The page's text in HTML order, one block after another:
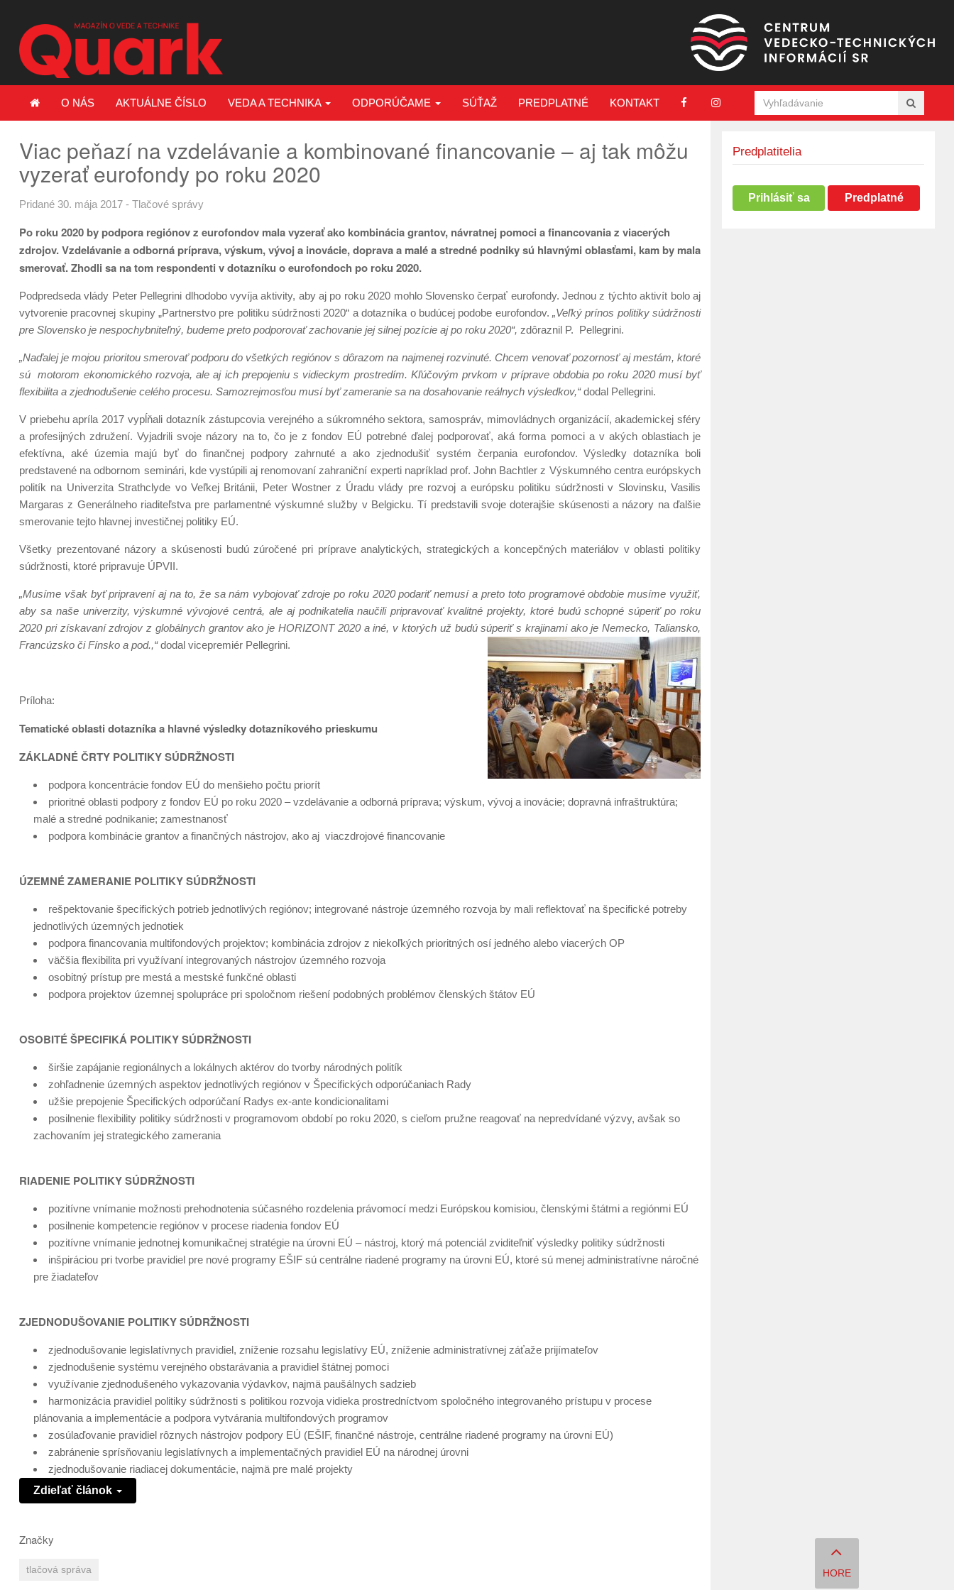
O NÁS AKTUÁLNE ČÍSLO VEDA A TECHNIKA ODPORÚČAME SÚŤAŽ PREDPLATNÉ KONTAKT
Viac peňazí na vzdelávanie a kombinované financovanie – aj tak môžu
vyzerať eurofondy po roku 2020
Pridané 30. mája 2017 - Tlačové správy
Po roku 2020 by podpora regiónov z eurofondov mala vyzerať ako kombinácia grantov, návratnej pomoci a financovania z viacerých
zdrojov. Vzdelávanie a odborná príprava, výskum, vývoj a inovácie, doprava a malé a stredné podniky sú hlavnými oblasťami, kam by mala
smerovať. Zhodli sa na tom respondenti v dotazníku o eurofondoch po roku 2020.
Podpredseda vlády Peter Pellegrini dlhodobo vyvíja aktivity, aby aj po roku 2020 mohlo Slovensko čerpať eurofondy. Jednou z týchto aktivít bolo aj
vytvorenie pracovnej skupiny „Partnerstvo pre politiku súdržnosti 2020“ a dotazníka o budúcej podobe eurofondov. „Veľký prínos politiky súdržnosti
pre Slovensko je nespochybniteľný, budeme preto podporovať zachovanie jej silnej pozície aj po roku 2020“, zdôraznil P. Pellegrini.
„Naďalej je mojou prioritou smerovať podporu do všetkých regiónov s dôrazom na najmenej rozvinuté. Chcem venovať pozornosť aj mestám, ktoré
sú motorom ekonomického rozvoja, ale aj ich prepojeniu s vidieckym prostredím. Kľúčovým prvkom v príprave obdobia po roku 2020 musí byť
flexibilita a zjednodušenie celého procesu. Samozrejmosťou musí byť zameranie sa na dosahovanie reálnych výsledkov,“dodal Pellegrini.
V priebehu apríla 2017 vypĺňali dotazník zástupcovia verejného a súkromného sektora, samospráv, mimovládnych organizácií, akademickej sféry
a profesijných združení. Vyjadrili svoje názory na to, čo je z fondov EÚ potrebné ďalej podporovať, aká forma pomoci a v akých oblastiach je
efektívna, aké územia majú byť do finančnej podpory zahrnuté a ako zjednodušiť systém čerpania eurofondov. Výsledky dotazníka boli
predstavené na odbornom seminári, kde vystúpili aj renomovaní zahraniční experti napríklad prof. John Bachtler z Výskumného centra európskych
politík na Univerzita Strathclyde vo Veľkej Británii, Peter Wostner z Úradu vlády pre rozvoj a európsku politiku súdržnosti v Slovinsku, Vasilis
Margaras z Generálneho riaditeľstva pre parlamentné výskumné služby v Belgicku. Tí predstavili svoje doterajšie skúsenosti a názory na ďalšie
smerovanie tejto hlavnej investičnej politiky EÚ.
Všetky prezentované názory a skúsenosti budú zúročené pri príprave analytických, strategických a koncepčných materiálov v oblasti politiky
súdržnosti, ktoré pripravuje ÚPVII.
„Musíme však byť pripravení aj na to, že sa nám vybojovať zdroje po roku 2020 podariť nemusí a preto toto programové obdobie musíme využiť,
aby sa naše univerzity, výskumné vývojové centrá, ale aj podnikatelia naučili pripravovať kvalitné projekty, ktoré budú schopné súperiť po roku
2020 pri získavaní zdrojov z globálnych grantov ako je HORIZONT 2020 a iné, v ktorých už budú súperiť s krajinami ako je Nemecko, Taliansko,
Francúzsko či Fínsko a pod.,“dodal vicepremiér Pellegrini.
Príloha:
Tematické oblasti dotazníka a hlavné výsledky dotazníkového prieskumu
ZÁKLADNÉ ČRTY POLITIKY SÚDRŽNOSTI
podpora koncentrácie fondov EÚ do menšieho počtu priorít
prioritné oblasti podpory z fondov EÚ po roku 2020 – vzdelávanie a odborná príprava; výskum, vývoj a inovácie; dopravná infraštruktúra;
malé a stredné podnikanie; zamestnanosť
podpora kombinácie grantov a finančných nástrojov, ako aj viaczdrojové financovanie
ÚZEMNÉ ZAMERANIE POLITIKY SÚDRŽNOSTI
rešpektovanie špecifických potrieb jednotlivých regiónov; integrované nástroje územného rozvoja by mali reflektovať na špecifické potreby
jednotlivých územných jednotiek
podpora financovania multifondových projektov; kombinácia zdrojov z niekoľkých prioritných osí jedného alebo viacerých OP
väčšia flexibilita pri využívaní integrovaných nástrojov územného rozvoja
osobitný prístup pre mestá a mestské funkčné oblasti
podpora projektov územnej spolupráce pri spoločnom riešení podobných problémov členských štátov EÚ
OSOBITÉ ŠPECIFIKÁ POLITIKY SÚDRŽNOSTI
širšie zapájanie regionálnych a lokálnych aktérov do tvorby národných politík
zohľadnenie územných aspektov jednotlivých regiónov v Špecifických odporúčaniach Rady
užšie prepojenie Špecifických odporúčaní Radys ex-ante kondicionalitami
posilnenie flexibility politiky súdržnosti v programovom období po roku 2020, s cieľom pružne reagovať na nepredvídané výzvy, avšak so
zachovaním jej strategického zamerania
RIADENIE POLITIKY SÚDRŽNOSTI
pozitívne vnímanie možnosti prehodnotenia súčasného rozdelenia právomocí medzi Európskou komisiou, členskými štátmi a regiónmi EÚ
posilnenie kompetencie regiónov v procese riadenia fondov EÚ
pozitívne vnímanie jednotnej komunikačnej stratégie na úrovni EÚ – nástroj, ktorý má potenciál zviditeľniť výsledky politiky súdržnosti
inšpiráciou pri tvorbe pravidiel pre nové programy EŠIF sú centrálne riadené programy na úrovni EÚ, ktoré sú menej administratívne náročné
pre žiadateľov
ZJEDNODUŠOVANIE POLITIKY SÚDRŽNOSTI
zjednodušovanie legislatívnych pravidiel, zníženie rozsahu legislatívy EÚ, zníženie administratívnej záťaže prijímateľov
zjednodušenie systému verejného obstarávania a pravidiel štátnej pomoci
využívanie zjednodušeného vykazovania výdavkov, najmä paušálnych sadzieb
harmonizácia pravidiel politiky súdržnosti s politikou rozvoja vidieka prostredníctvom spoločného integrovaného prístupu v procese
plánovania a implementácie a podpora vytvárania multifondových programov
zosúlaďovanie pravidiel rôznych nástrojov podpory EÚ (EŠIF, finančné nástroje, centrálne riadené programy na úrovni EÚ)
zabránenie sprísňovaniu legislatívnych a implementačných pravidiel EÚ na národnej úrovni
zjednodušovanie riadiacej dokumentácie, najmä pre malé projekty
Zdieľať článok
Značky
tlačová správa
Predplatitelia
Prihlásiť sa Predplatné
HORE